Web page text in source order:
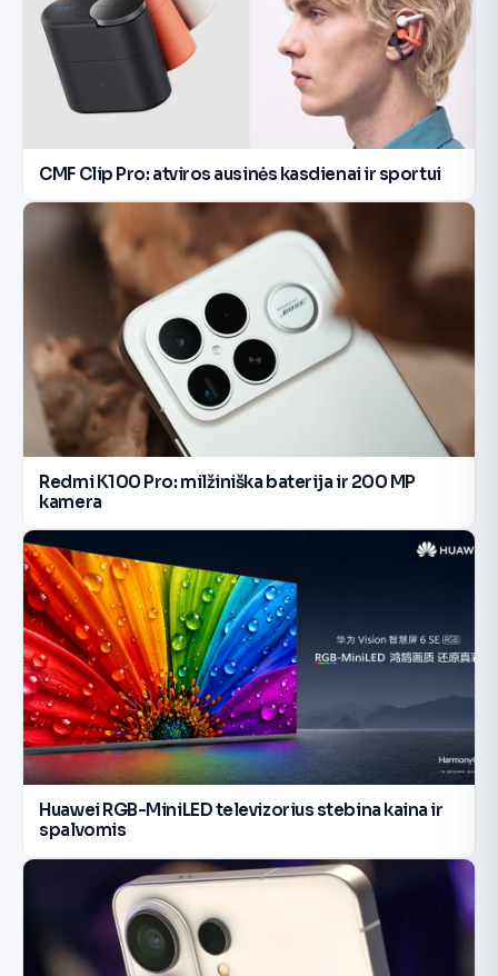
CMF Clip Pro: atviros ausinės kasdienai ir sportui
Redmi K100 Pro: milžiniška baterija ir 200 MP
kamera
Huawei RGB-MiniLED televizorius stebina kaina ir
spalvomis